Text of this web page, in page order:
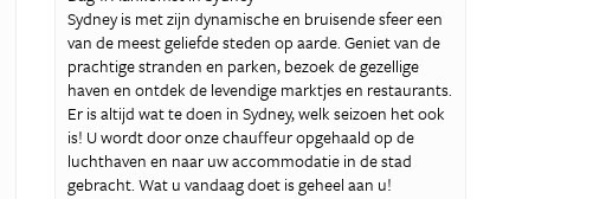
Sydney is met zijn dynamische en bruisende sfeer een
van de meest geliefde steden op aarde. Geniet van de
prachtige stranden en parken, bezoek de gezellige
haven en ontdek de levendige marktjes en restaurants.
Er is altijd wat te doen in Sydney, welk seizoen het ook
is! U wordt door onze chauffeur opgehaald op de
luchthaven en naar uw accommodatie in de stad
gebracht. Wat u vandaag doet is geheel aan u!